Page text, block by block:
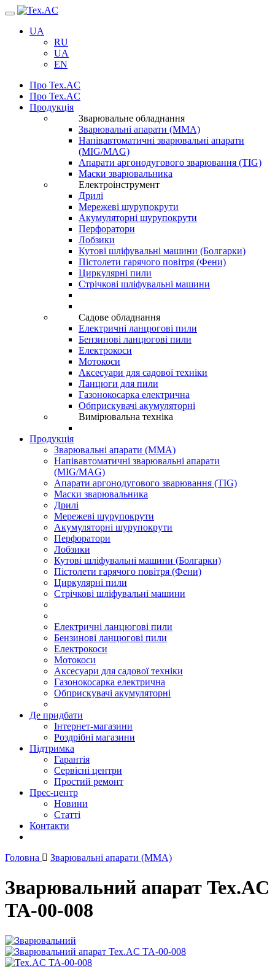
Навігація
UA
RU
UA
EN
Про Tex.AC
Про Tex.AC
Продукція
Зварювальне обладнання
Зварювальні апарати (ММА)
Напівавтоматичні зварювальні апарати
(MIG/MAG)
Апарати аргонодугового зварювання (TIG)
Маски зварювальника
Електроінструмент
Дрилі
Мережеві шурупокрути
Акумуляторні шурупокрути
Перфоратори
Лобзики
Кутові шліфувальні машини (Болгарки)
Пістолети гарячого повітря (Фени)
Циркулярні пили
Стрічкові шліфувальні машини
Садове обладнання
Електричні ланцюгові пили
Бензинові ланцюгові пили
Електрокоси
Мотокоси
Аксесуари для садової техніки
Ланцюги для пили
Газонокосарка електрична
Обприскувачі акумуляторні
Вимірювальна техніка
Продукція
Зварювальні апарати (ММА)
Напівавтоматичні зварювальні апарати
(MIG/MAG)
Апарати аргонодугового зварювання (TIG)
Маски зварювальника
Дрилі
Мережеві шурупокрути
Акумуляторні шурупокрути
Перфоратори
Лобзики
Кутові шліфувальні машини (Болгарки)
Пістолети гарячого повітря (Фени)
Циркулярні пили
Стрічкові шліфувальні машини
Електричні ланцюгові пили
Бензинові ланцюгові пили
Електрокоси
Мотокоси
Аксесуари для садової техніки
Газонокосарка електрична
Обприскувачі акумуляторні
Де придбати
Інтернет-магазини
Роздрібні магазини
Підтримка
Гарантія
Сервісні центри
Простий ремонт
Прес-центр
Новини
Статті
Контакти
Головна Зварювальні апарати (ММА)
Зварювальний апарат Tex.AC
ТА-00-008